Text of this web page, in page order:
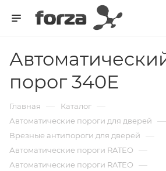
порог 340Е
Главная — Каталог —
Автоматические пороги для дверей —
Врезные антипороги для дверей —
Автоматические пороги RATEO —
Автоматические пороги RATEO —